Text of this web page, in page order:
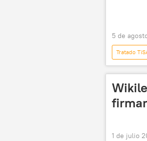
5 de
Tratado
Antonio
1 de julio